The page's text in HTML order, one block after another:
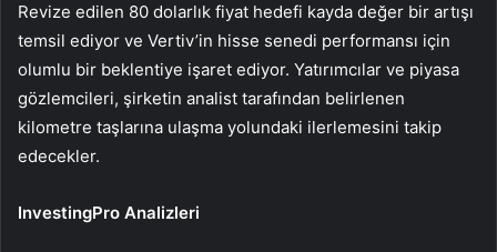
Revize edilen 80 dolarlık fiyat hedefi kayda değer bir artışı
temsil ediyor ve Vertiv’in hisse senedi performansı için
olumlu bir beklentiye işaret ediyor. Yatırımcılar ve piyasa
gözlemcileri, şirketin analist tarafından belirlenen
kilometre taşlarına ulaşma yolundaki ilerlemesini takip
edecekler.
InvestingPro Analizleri